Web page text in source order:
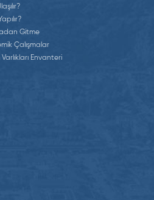
Gitme
Çalışmalar
Varlıkları Envanteri